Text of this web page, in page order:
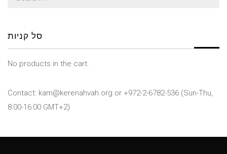
סל קניות
No products in the cart.
Contact: kam@kerenahvah.org or +972-2-6782-536 (Sun-Thu,
8:00-16:00 GMT+2)